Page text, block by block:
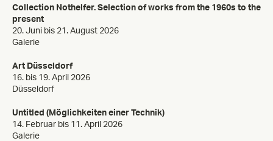
Collection Nothelfer. Selection of works from the 1960s to the
present
20. Juni bis 21. August 2026
Galerie
Art Düsseldorf
16. bis 19. April 2026
Düsseldorf
Untitled (Möglichkeiten einer Technik)
14. Februar bis 11. April 2026
Galerie